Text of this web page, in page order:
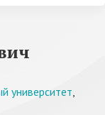
университет,